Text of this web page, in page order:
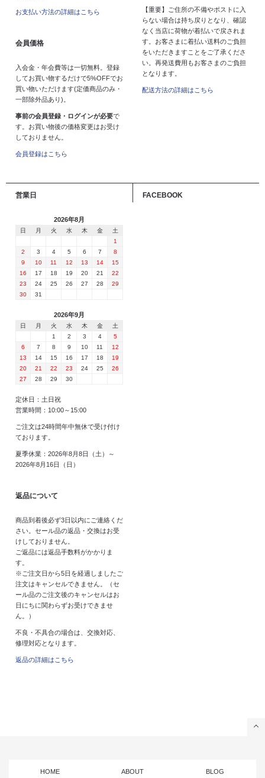
お支払い方法の詳細はこちら
会員価格
入会金・年会費等は一切無料。登録
してお買い物するだけで5%OFFでお
買い物いただけます(定価商品のみ・
一部除外品あり)。
事前の会員登録・ログインが必要で
す。お買い物後の価格変更はお受け
しておりません。
会員登録はこちら
【重要】ご住所の不備やポストに入
らない場合は持ち戻りとなり、確認
なく当店に荷物が着払いで戻されま
す。お客さまに着払い送料のご負担
をいただきますことをご了承くださ
い。再発送費用もお客さまのご負担
となります。
配送方法の詳細はこちら
営業日
2026年8月
日 月 火 水 木 金
土
1
2
3 4 5 6 7
8
9
10 11 12 13 14
15
16
17 18 19 20 21
22
23
24 25 26 27 28
29
30
31
2026年9月
日 月 火 水 木 金
土
1
2 3 4
5
6
7 8 9 10 11
12
13
14 15 16 17 18
19
20
21 22 23 24 25
26
27
28 29 30
定休日：土日祝
営業時間：10:00～15:00
ご注文は24時間年中無休で受け付け
ております。
夏季休業：2026年8月8日（土）～
2026年8月16日（日）
返品について
商品到着後必ず3日以内にご連絡くだ
さい。セール品の返品・交換はお受
けしておりません。
ご返品には返品手数料がかかりま
す。
※ご注文日から5日を経過しましたご
注文はキャンセルできません。（セ
ール品のご注文後のキャンセルはお
日にちに関わらずお受けできませ
ん。）
不良・不具合の場合は、交換対応、
修理対応となります。
返品の詳細はこちら
FACEBOOK
HOME ABOUT BLOG